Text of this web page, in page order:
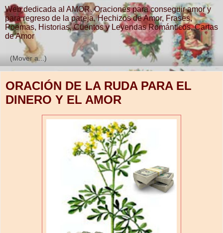
Web dedicada al AMOR. Oraciones para conseguir amor y
para regreso de la pareja, Hechizos de Amor, Frases,
Poemas, Historias, Cuentos y Leyendas Románticos, Cartas
de Amor
▼
ORACIÓN DE LA RUDA PARA EL
DINERO Y EL AMOR